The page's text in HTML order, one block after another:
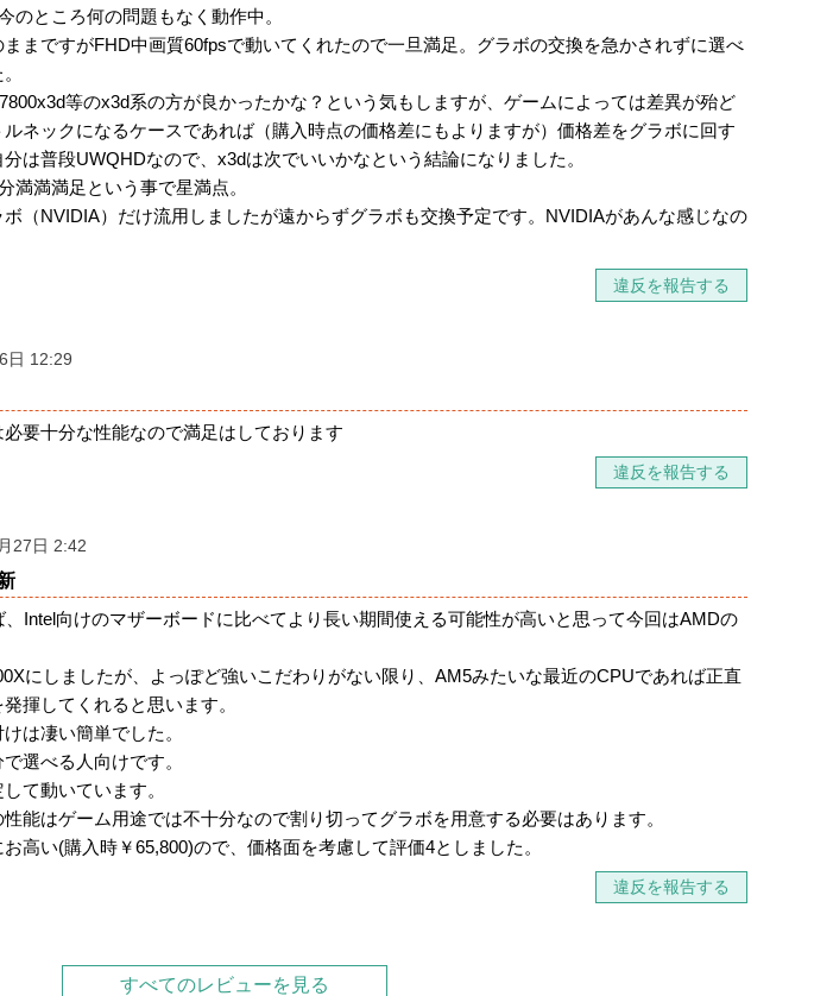
のところ何の問題もなく動作中。
まですがFHD中画質60fpsで動いてくれたので一旦満足。グラボの交換を急かされずに選べ
等のx3d系の方が良かったかな？という気もしますが、ゲームによっては差異が殆ど
ネックになるケースであれば（購入時点の価格差にもよりますが）価格差をグラボに回す
は普段UWQHDなので、x3dは次でいいかなという結論になりました。
満満満足という事で星満点。
（NVIDIA）だけ流用しましたが遠からずグラボも交換予定です。NVIDIAがあんな感じなの
違反を報告する
日 12:29
要十分な性能なので満足はしております
違反を報告する
27日 2:42
Intel向けのマザーボードに比べてより長い期間使える可能性が高いと思って今回はAMDの
にしましたが、よっぽど強いこだわりがない限り、AM5みたいな最近のCPUであれば正直
揮してくれると思います。
は凄い簡単でした。
選べる人向けです。
て動いています。
能はゲーム用途では不十分なので割り切ってグラボを用意する必要はあります。
高い(購入時￥65,800)ので、価格面を考慮して評価4としました。
違反を報告する
すべてのレビューを見る